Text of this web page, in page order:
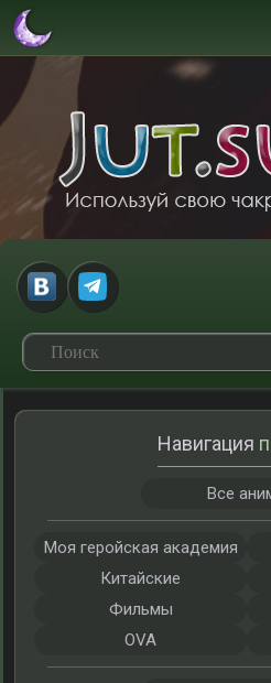
Навигация
Все
Моя геройская академия
Китайские
Фильмы
OVA